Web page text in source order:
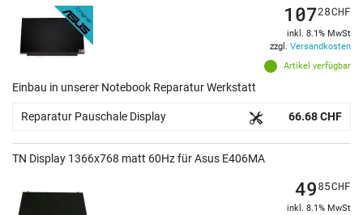
Artikel verfügbar
10728CHF
inkl. 8.1% MwSt
zzgl. Versandkosten
Einbau in unserer Notebook Reparatur Werkstatt
Reparatur Pauschale Display 66.68 CHF
TN Display 1366x768 matt 60Hz für Asus E406MA
4985CHF
inkl. 8.1% MwSt